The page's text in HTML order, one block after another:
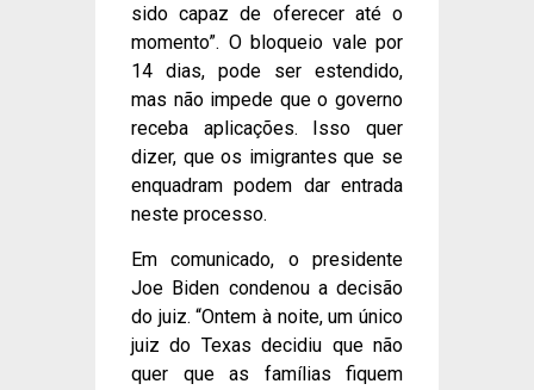
sido capaz de oferecer até o
momento”. O bloqueio vale por
14 dias, pode ser estendido,
mas não impede que o governo
receba aplicações. Isso quer
dizer, que os imigrantes que se
enquadram podem dar entrada
neste processo.
Em comunicado, o presidente
Joe Biden condenou a decisão
do juiz. “Ontem à noite, um único
juiz do Texas decidiu que não
quer que as famílias fiquem